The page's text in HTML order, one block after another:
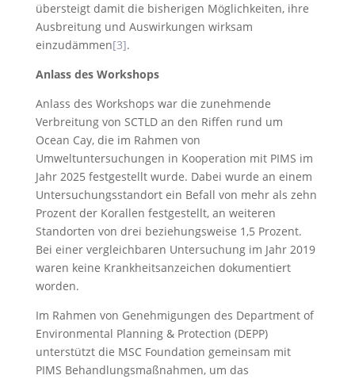
übersteigt damit die bisherigen Möglichkeiten, ihre
Ausbreitung und Auswirkungen wirksam
einzudämmen[3].
Anlass des Workshops
Anlass des Workshops war die zunehmende
Verbreitung von SCTLD an den Riffen rund um
Ocean Cay, die im Rahmen von
Umweltuntersuchungen in Kooperation mit PIMS im
Jahr 2025 festgestellt wurde. Dabei wurde an einem
Untersuchungsstandort ein Befall von mehr als zehn
Prozent der Korallen festgestellt, an weiteren
Standorten von drei beziehungsweise 1,5 Prozent.
Bei einer vergleichbaren Untersuchung im Jahr 2019
waren keine Krankheitsanzeichen dokumentiert
worden.
Im Rahmen von Genehmigungen des Department of
Environmental Planning & Protection (DEPP)
unterstützt die MSC Foundation gemeinsam mit
PIMS Behandlungsmaßnahmen, um das